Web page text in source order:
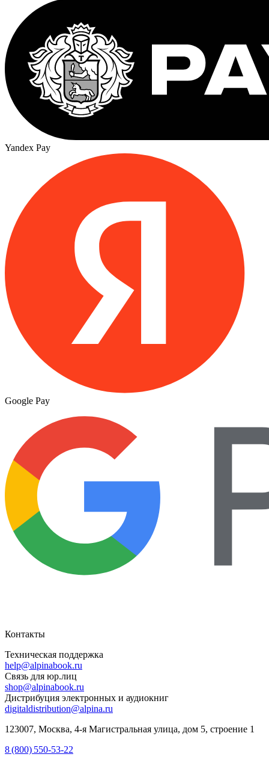
Yandex Pay
Google Pay
Контакты
Техническая поддержка
help@alpinabook.ru
Связь для юр.лиц
shop@alpinabook.ru
Дистрибуция электронных и аудиокниг
digitaldistribution@alpina.ru
123007, Москва, 4-я Магистральная улица, дом 5, строение 1
8 (800) 550-53-22